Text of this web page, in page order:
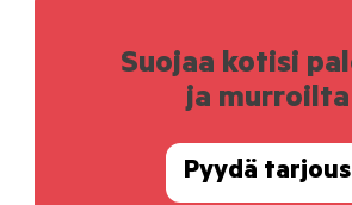
Suojaa kotisi
ja murroilta
Pyydä tarjous